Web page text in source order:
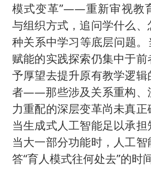
模式变革”——重新审视教
与组织方式，追问学什么
种关系中学习等底层问题
赋能的实践探索仍集中于
予厚望去提升原有教学逻
者——那些涉及关系重构、
力重配的深层变革尚未真正
当生成式人工智能足以承
当大一部分功能时，人工
答“育人模式往何处去”的时